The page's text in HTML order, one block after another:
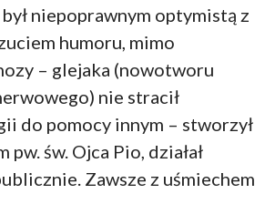
niepoprawnym optymistą z
humoru, mimo
– glejaka (nowotworu
nie stracił
do pomocy innym – stworzył
św. Ojca Pio, działał
Zawsze z uśmiechem